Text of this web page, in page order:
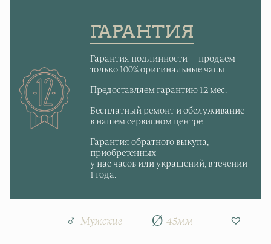
ГАРАНТИЯ
Гарантия подлинности — продаем
только 100% оригинальные часы.
Предоставляем гарантию 12 мес.
Бесплатный ремонт и обслуживание
в нашем сервисном центре.
Гарантия обратного выкупа,
приобретенных
у нас часов или украшений, в течении
1 года.
Мужские 45мм